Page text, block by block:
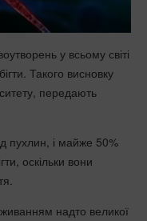
у всьому світі
Такого висновку
передають
пухлин, і майже 50%
оскільки вони
надто великої